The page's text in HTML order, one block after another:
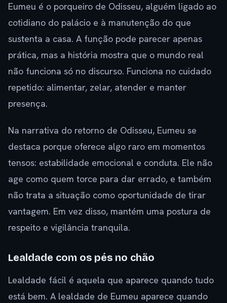
Eumeu é o porqueiro de Odisseu, alguém ligado ao
cotidiano do palácio e à manutenção do que
sustenta a casa. A função pode parecer apenas
prática, mas a história mostra que o mundo real
não funciona só no discurso. Funciona no cuidado
repetido: alimentar, zelar, atender e manter
presença.
Na narrativa do retorno de Odisseu, Eumeu se
destaca porque oferece algo raro em momentos
tensos: estabilidade emocional e conduta. Ele não
age como quem torce para dar errado, e também
não trata a situação como oportunidade de tirar
vantagem. Em vez disso, mantém uma postura de
respeito e vigilância tranquila.
Lealdade com os pés no chão
Lealdade fácil é aquela que aparece quando tudo
está bem. A lealdade de Eumeu aparece quando